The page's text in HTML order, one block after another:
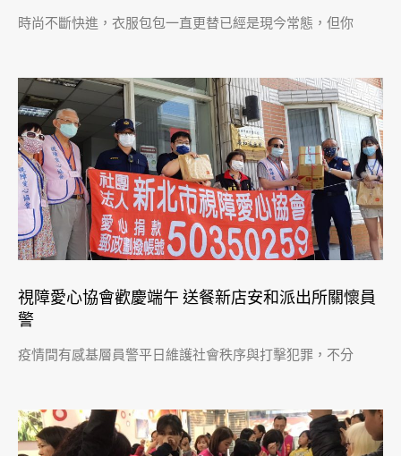
時尚不斷快進，衣服包包一直更替已經是現今常態，但你
視障愛心協會歡慶端午 送餐新店安和派出所關懷員
警
疫情間有感基層員警平日維護社會秩序與打擊犯罪，不分